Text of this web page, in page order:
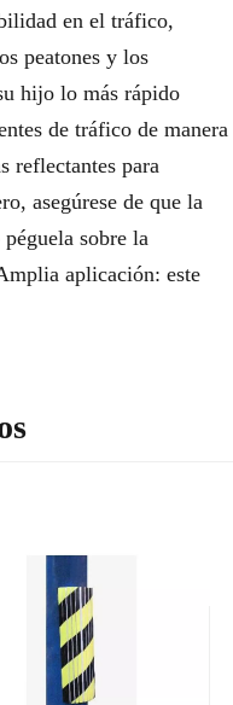
en el tráfico,
peatones y los
hijo lo más rápido
de tráfico de manera
reflectantes para
asegúrese de que la
sobre la
aplicación: este